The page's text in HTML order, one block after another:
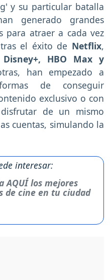
y su particular batalla
generado grandes
para atraer a cada vez
el éxito de Netflix,
Disney+, HBO Max y
han empezado a
de conseguir
exclusivo o con
de un mismo
cuentas, simulando la
interesar:
AQUÍ los mejores
de cine en tu ciudad